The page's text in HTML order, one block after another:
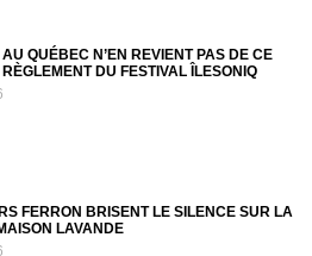
QUÉBEC N’EN REVIENT PAS DE CE
DU FESTIVAL ÎLESONIQ
FERRON BRISENT LE SILENCE SUR LA
LAVANDE